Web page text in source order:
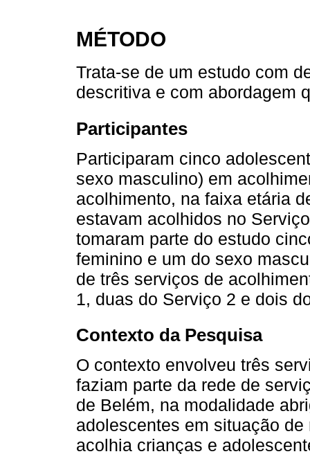
MÉTODO
Trata-se de um estudo com
descritiva e com abordagem
Participantes
Participaram cinco
sexo masculino) em
acolhimento, na faixa etária
estavam acolhidos no
tomaram parte do estudo
feminino e um do sexo
de três serviços de
1, duas do Serviço 2 e dois
Contexto da Pesquisa
O contexto envolveu três
faziam parte da rede de
de Belém, na modalidade
adolescentes em situação
acolhia crianças e